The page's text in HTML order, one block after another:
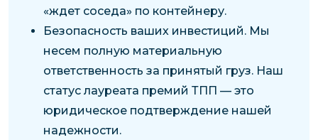
«ждет соседа» по контейнеру.
Безопасность ваших инвестиций. Мы
несем полную материальную
ответственность за принятый груз. Наш
статус лауреата премий ТПП — это
юридическое подтверждение нашей
надежности.